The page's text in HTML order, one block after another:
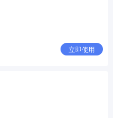
立即使用